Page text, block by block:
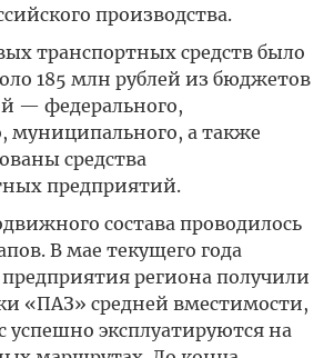
производства.
транспортных средств было
185 млн рублей из бюджетов
— федерального,
муниципального, а также
средства
предприятий.
состава проводилось
В мае текущего года
региона получили
«ПАЗ» средней вместимости,
успешно эксплуатируются на